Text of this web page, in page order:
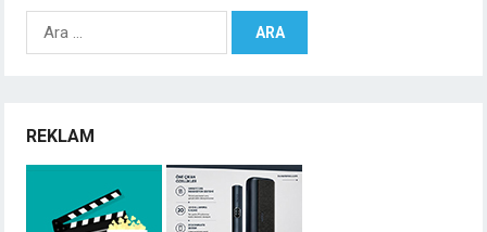
Arama:
REKLAM